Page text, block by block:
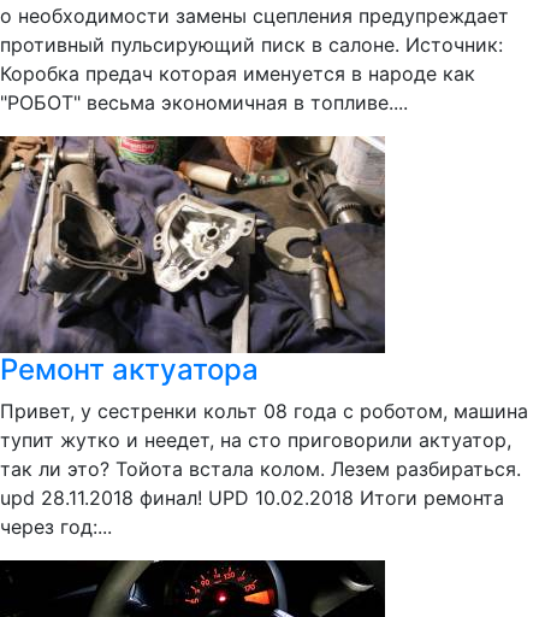
о необходимости замены сцепления предупреждает
противный пульсирующий писк в салоне. Источник:
Коробка предач которая именуется в народе как
"РОБОТ" весьма экономичная в топливе....
Ремонт актуатора
Привет, у сестренки кольт 08 года с роботом, машина
тупит жутко и неедет, на сто приговорили актуатор,
так ли это? Тойота встала колом. Лезем разбираться.
upd 28.11.2018 финал! UPD 10.02.2018 Итоги ремонта
через год:...